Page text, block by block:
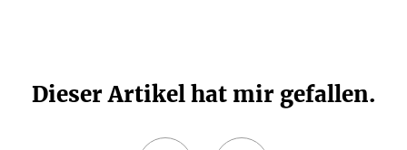
Dieser Artikel hat mir gefallen.